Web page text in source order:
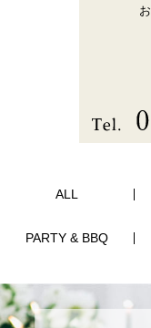
ALL
PARTY & BBQ